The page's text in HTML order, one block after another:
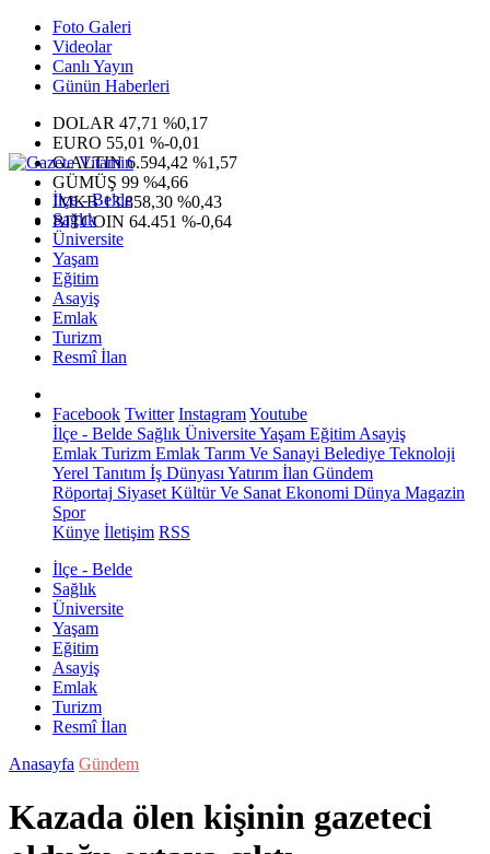
Foto Galeri
Videolar
Canlı Yayın
Günün Haberleri
DOLAR 47,71 %0,17
EURO 55,01 %-0,01
G.ALTIN6.594,42 %1,57
GÜMÜŞ 99 %4,66
IMKB13.858,30 %0,43
BITCOIN 64.451 %-0,64
İlçe - Belde
Sağlık
Üniversite
Yaşam
Eğitim
Asayiş
Emlak
Turizm
Resmî İlan
Facebook Twitter InstagramYoutube
İlçe - Belde Sağlık ÜniversiteYaşam Eğitim Asayiş
Emlak Turizm Emlak Tarım Ve Sanayi Belediye Teknoloji
Yerel Tanıtım İş Dünyası Yatırım İlan Gündem
Röportaj Siyaset Kültür Ve Sanat Ekonomi Dünya Magazin
Spor
Künye İletişim RSS
İlçe - Belde
Sağlık
Üniversite
Yaşam
Eğitim
Asayiş
Emlak
Turizm
Resmî İlan
Anasayfa Gündem
Kazada ölen kişinin gazeteci